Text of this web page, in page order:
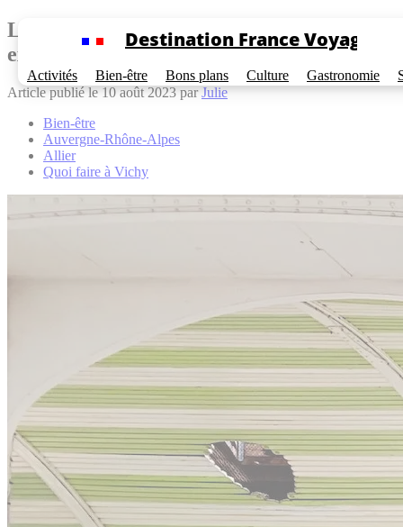
Destination France Voyage
Activités Bien-être Bons plans Culture Gastronomie
Les sources thermales de Vichy : une
expérience de bien-être ancestral
Article publié le 10 août 2023 parJulie
Bien-être
Auvergne-Rhône-Alpes
Allier
Quoi faire à Vichy